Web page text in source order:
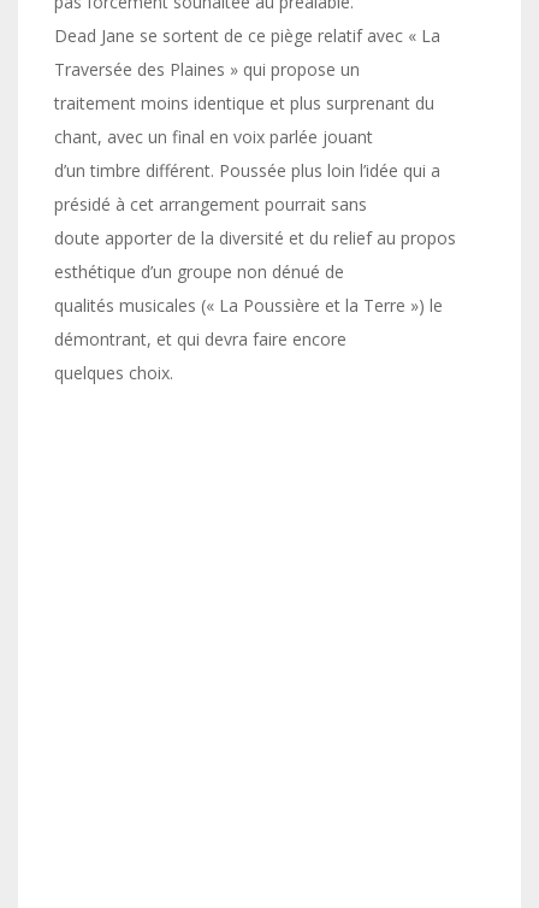
Dead Jane se sortent de ce piège relatif avec « La
Traversée des Plaines » qui propose un
traitement moins identique et plus surprenant du
chant, avec un final en voix parlée jouant
d’un timbre différent. Poussée plus loin l’idée qui a
présidé à cet arrangement pourrait sans
doute apporter de la diversité et du relief au propos
esthétique d’un groupe non dénué de
qualités musicales (« La Poussière et la Terre ») le
démontrant, et qui devra faire encore
quelques choix.